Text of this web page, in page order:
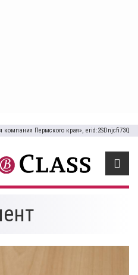
Пермского края», erid:2SDnjcfi73Q